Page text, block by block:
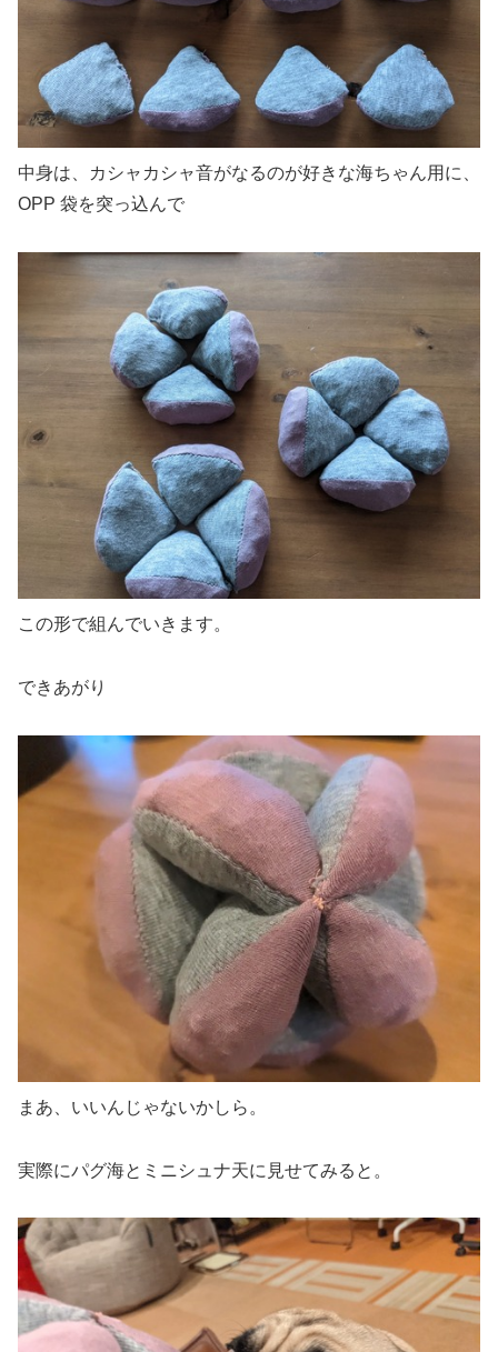
中身は、カシャカシャ音がなるのが好きな海ちゃん用に、
OPP 袋を突っ込んで
この形で組んでいきます。
できあがり
まあ、いいんじゃないかしら。
実際にパグ海とミニシュナ天に見せてみると。